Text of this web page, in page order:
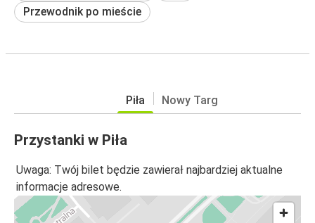
Przewodnik po mieście
Piła Nowy Targ
Przystanki w Piła
Uwaga: Twój bilet będzie zawierał najbardziej aktualne
informacje adresowe.